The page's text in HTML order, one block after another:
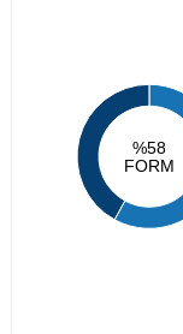
%58
FORM